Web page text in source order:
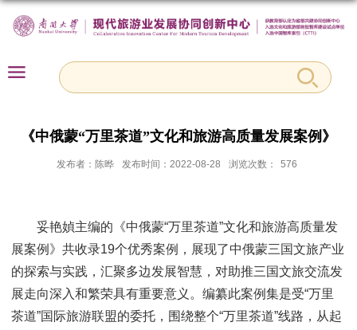
《中俄蒙“万里茶道”文化和旅游高质量发展案例》
发布者：陈晔 发布时间：2022-08-28 浏览次数： 576
妥艳媜主编的《中俄蒙“万里茶道”文化和旅游高质量发
展案例》共收录19个优秀案例，展现了中俄蒙三国文旅产业
的探索与实践，汇聚多边发展智慧，对助推三国文旅交流发
展走向深入和繁荣具有重要意义。编纂此案例集是受“万里
茶道”国际旅游联盟的委托，围绕整个“万里茶道”线路，从起